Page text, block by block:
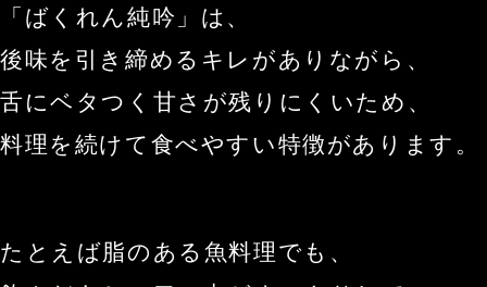
「ばくれん純吟」は、
後味を引き締めるキレがありながら、
舌にベタつく甘さが残りにくいため、
料理を続けて食べやすい特徴があります。
たとえば脂のある魚料理でも、